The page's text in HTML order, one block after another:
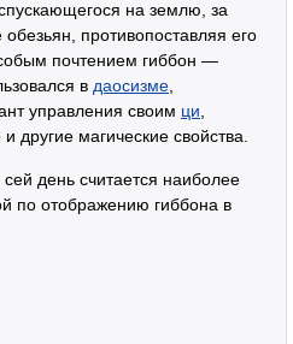
на землю, за
противопоставляя его
почтением гиббон —
в даосизме
управления своим ци
другие магические свойства.
день считается наиболее
по отображению гиббона в